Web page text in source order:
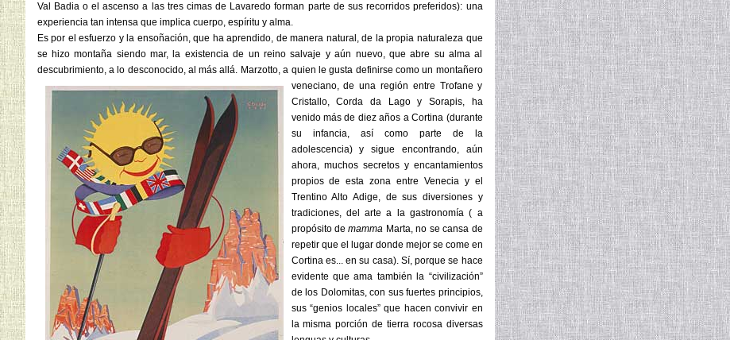
Val Badia o el ascenso a las tres cimas de Lavaredo forman parte de sus recorridos preferidos): una
experiencia tan intensa que implica cuerpo, espíritu y alma.
Es por el esfuerzo y la ensoñación, que ha aprendido, de manera natural, de la propia naturaleza que
se hizo montaña siendo mar, la existencia de un reino salvaje y aún nuevo, que abre su alma al
descubrimiento, a lo desconocido, al más allá. Marzotto, a quien le gusta definirse como un montañero
veneciano, de una región entre Trofane y
Cristallo, Corda da Lago y Sorapis, ha
venido más de diez años a Cortina (durante
su infancia, así como parte de la
adolescencia) y sigue encontrando, aún
ahora, muchos secretos y encantamientos
propios de esta zona entre Venecia y el
Trentino Alto Adige, de sus diversiones y
tradiciones, del arte a la gastronomía ( a
propósito demamma Marta, no se cansa de
repetir que el lugar donde mejor se come en
Cortina es... en su casa). Sí, porque se hace
evidente que ama también la “civilización”
de los Dolomitas, con sus fuertes principios,
sus “genios locales” que hacen convivir en
la misma porción de tierra rocosa diversas